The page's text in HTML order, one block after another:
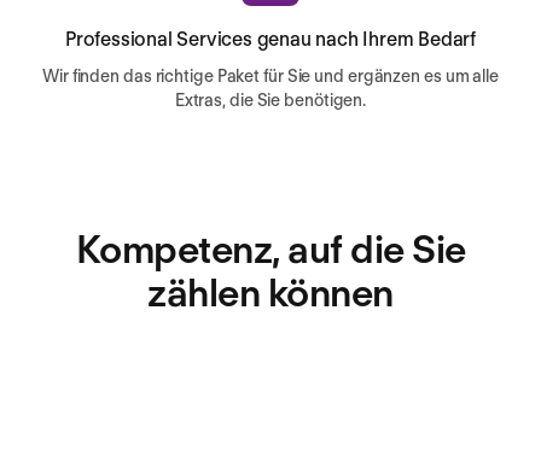
Professional Services genau nach Ihrem Bedarf
Wir finden das richtige Paket für Sie und ergänzen es um alle
Extras, die Sie benötigen.
Kompetenz, auf die Sie
zählen können